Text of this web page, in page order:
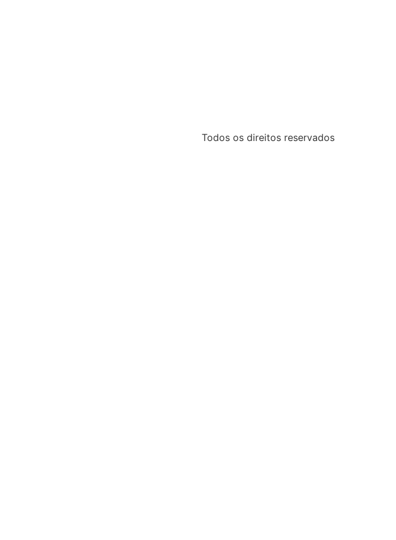
Todos os direitos reservados